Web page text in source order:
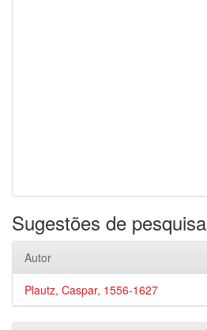
Sugestões de pesquisa
Autor
Plautz, Caspar, 1556-1627